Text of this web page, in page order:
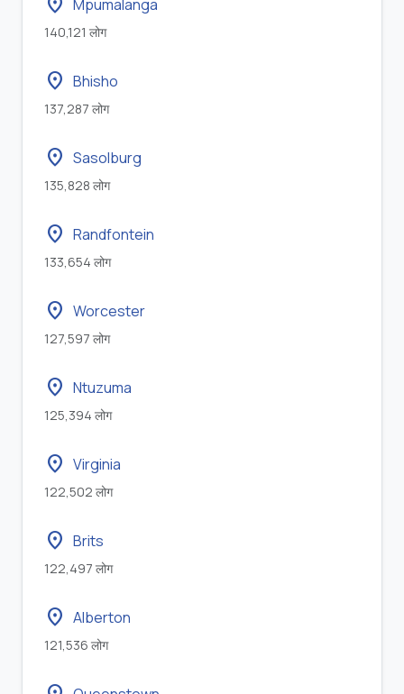
Mpumalanga
140,121 लोग
location_on Bhisho
137,287 लोग
location_on Sasolburg
135,828 लोग
location_on Randfontein
133,654 लोग
location_on Worcester
127,597 लोग
location_on Ntuzuma
125,394 लोग
location_on Virginia
122,502 लोग
location_on Brits
122,497 लोग
location_on Alberton
121,536 लोग